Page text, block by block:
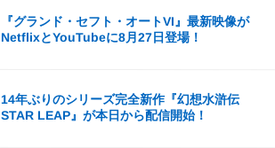
『グランド・セフト・オートVI』最新映像が
NetflixとYouTubeに8月27日登場！
14年ぶりのシリーズ完全新作『幻想水滸伝
STAR LEAP』が本日から配信開始！